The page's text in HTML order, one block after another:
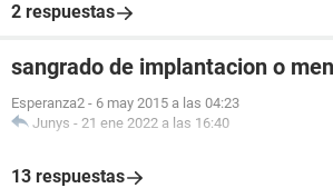
2 respuestas
sangrado de implantacion o
Esperanza2 - 6 may 2015 a las 04:23
Junys - 21 ene 2022 a las 16:40
13 respuestas